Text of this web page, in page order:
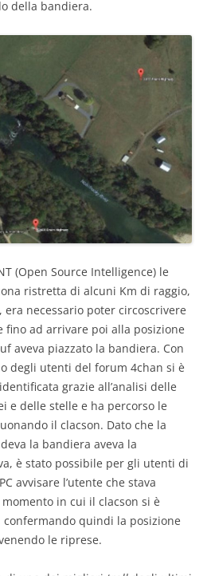
della bandiera.
(Open Source Intelligence) le
ristretta di alcuni Km di raggio,
era necessario poter circoscrivere
fino ad arrivare poi alla posizione
aveva piazzato la bandiera. Con
degli utenti del forum 4chan si è
grazie all’analisi delle
e delle stelle e ha percorso le
il clacson. Dato che la
la bandiera aveva la
è stato possibile per gli utenti di
avvisare l’utente che stava
in cui il clacson si è
quindi la posizione
le riprese.